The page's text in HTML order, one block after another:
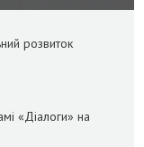
розвиток
«Діалоги» на